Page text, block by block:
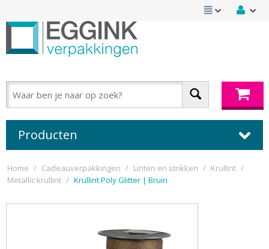
Producten
Home / Cadeauverpakkingen / Linten en strikken / Krullint /
Metallic krullint / Krullint Poly Glitter | Bruin